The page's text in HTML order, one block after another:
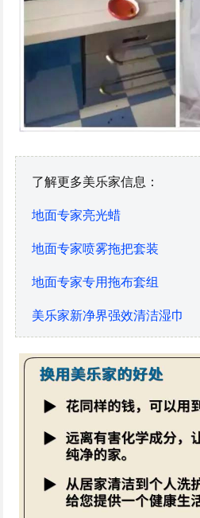
了解更多美乐家信息：
地面专家亮光蜡
地面专家喷雾拖把套装
地面专家专用拖布套组
美乐家新净界强效清洁湿巾